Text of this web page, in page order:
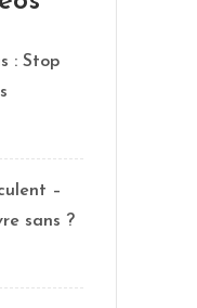
: Stop
–
sans ?